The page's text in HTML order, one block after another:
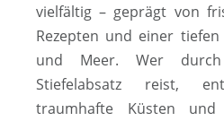
vielfältig – geprägt von
Rezepten und einer
und Meer. Wer
Stiefelabsatz reist,
traumhafte Küsten und